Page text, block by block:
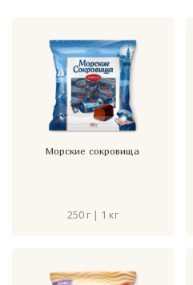
Морские сокровища
250 г | 1 кг